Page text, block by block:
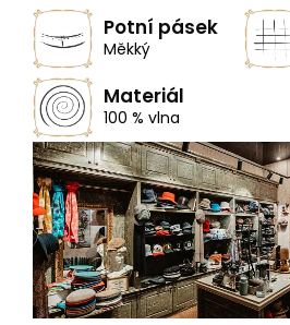
Potní pásek
Měkký
Materiál
100 % vlna